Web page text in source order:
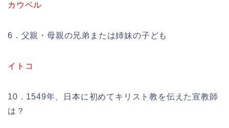
カウベル
6．父親・母親の兄弟または姉妹の子ども
イトコ
10．1549年、日本に初めてキリスト教を伝えた宣教師
は？